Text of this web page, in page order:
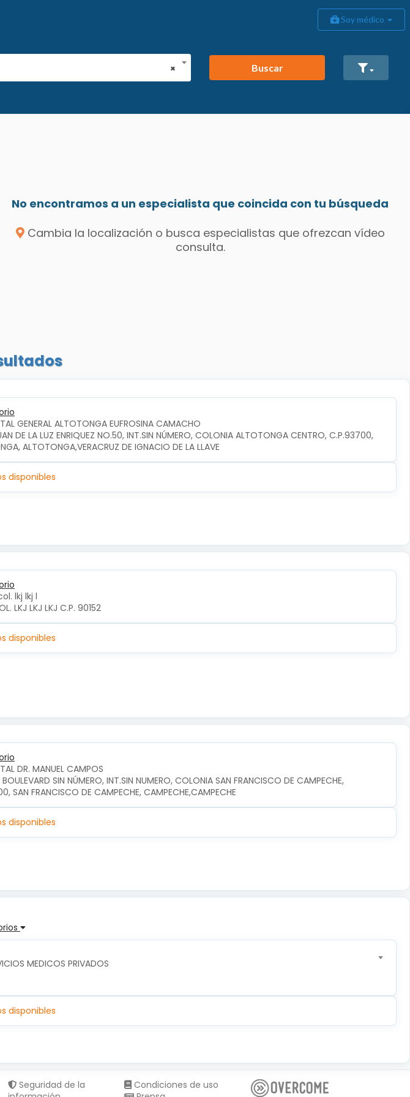
Soy médico
×
Buscar
No encontramos a un especialista que coincida con tu búsqueda
Cambia la localización o busca especialistas que ofrezcan vídeo
consulta.
GENERAL ALTOTONGA EUFROSINA CAMACHO
DE LA LUZ ENRIQUEZ NO.50, INT.SIN NÚMERO, COLONIA ALTOTONGA CENTRO, C.P.93700,
ALTOTONGA,VERACRUZ DE IGNACIO DE LA LLAVE
disponibles
lkj lkj l
LKJ LKJ LKJ C.P. 90152
disponibles
DR. MANUEL CAMPOS
SIN NÚMERO, INT.SIN NUMERO, COLONIA SAN FRANCISCO DE CAMPECHE,
SAN FRANCISCO DE CAMPECHE, CAMPECHE,CAMPECHE
disponibles
MEDICOS PRIVADOS
disponibles
Seguridad de la
Condiciones de uso